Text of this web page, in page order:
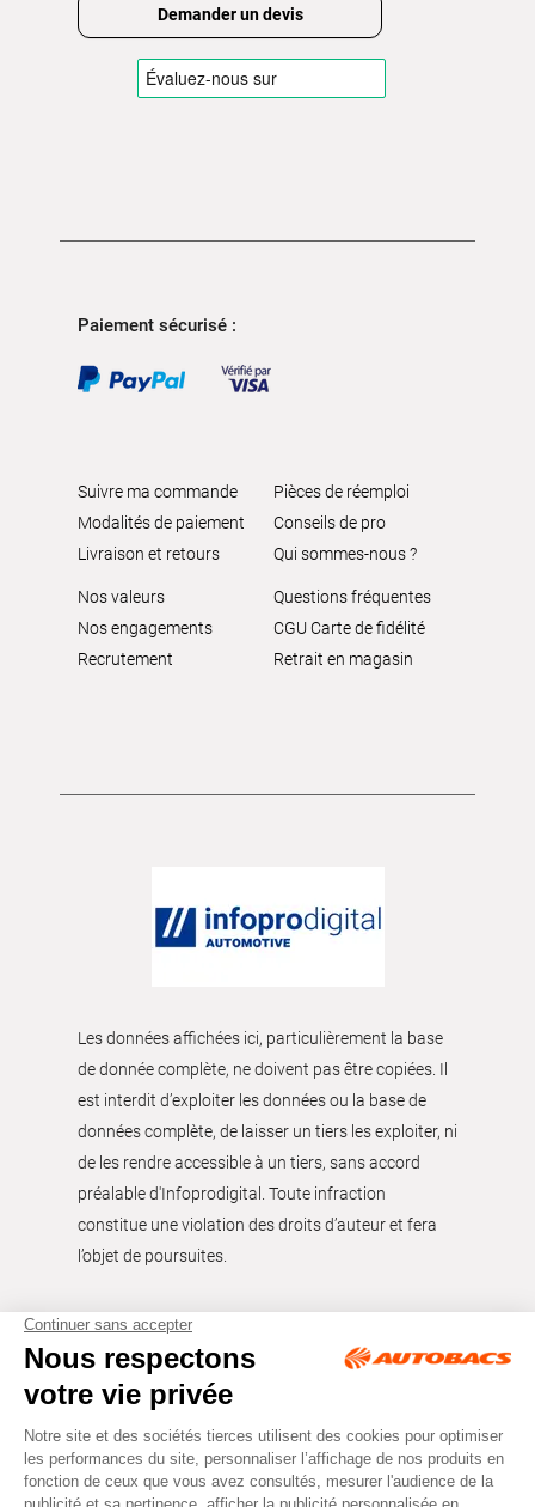
Demander un devis
Paiement sécurisé :
Suivre ma commande
Modalités de paiement
Livraison et retours
Pièces de réemploi
Conseils de pro
Qui sommes-nous ?
Nos valeurs
Nos engagements
Recrutement
Questions fréquentes
CGU Carte de fidélité
Retrait en magasin
Les données affichées ici, particulièrement la base
de donnée complète, ne doivent pas être copiées. Il
est interdit d’exploiter les données ou la base de
données complète, de laisser un tiers les exploiter, ni
de les rendre accessible à un tiers, sans accord
préalable d'Infoprodigital. Toute infraction
constitue une violation des droits d’auteur et fera
l’objet de poursuites.